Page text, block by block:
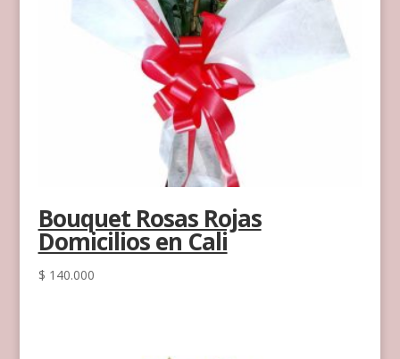
Bouquet Rosas Rojas
Domicilios en Cali
$ 140.000